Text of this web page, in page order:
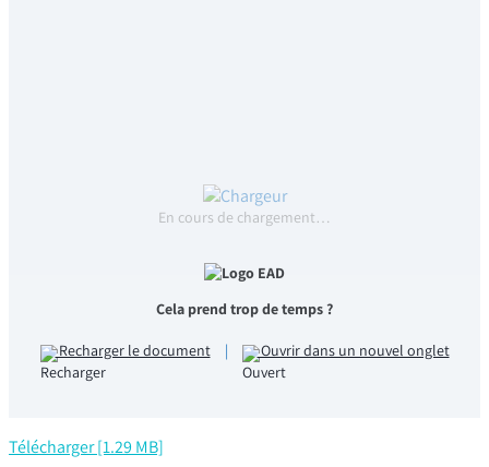
En cours de chargement…
Cela prend trop de temps ?
Recharger le document | Ouvrir dans un nouvel onglet
Télécharger [1.29 MB]